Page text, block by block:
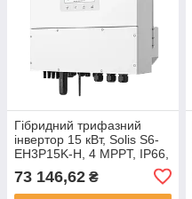
Гібридний трифазний
інвертор 15 кВт, Solis S6-
EH3P15K-H, 4 MPPT, IP66,
73 146,62 ₴